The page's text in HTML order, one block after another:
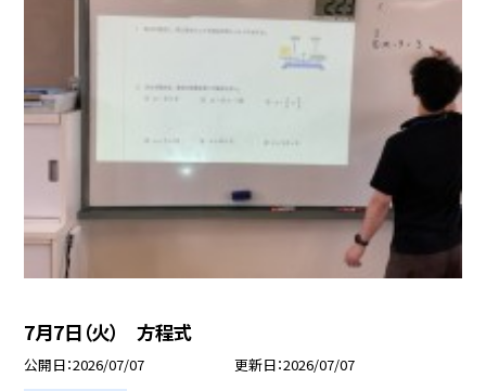
7月7日（火） 方程式
公開日 2026/07/07 更新日 2026/07/07